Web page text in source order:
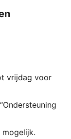
van PUMA.
materialen.
de
vrijdag voor
mogelijk.